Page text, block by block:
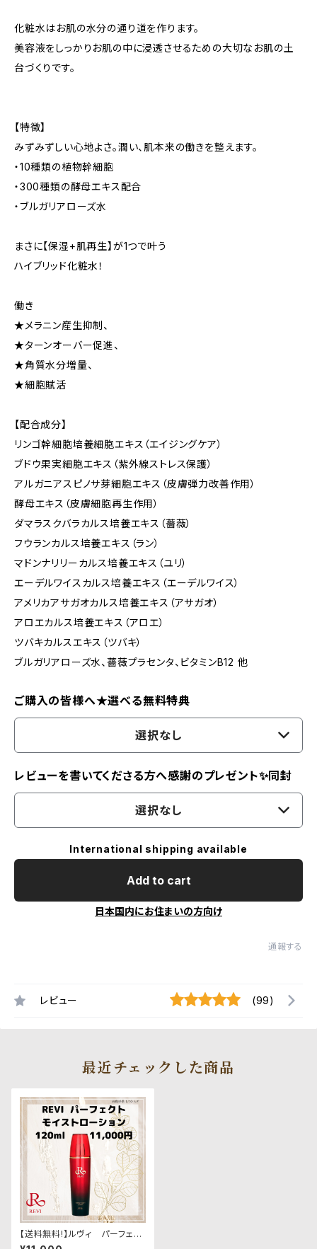
化粧水はお肌の水分の通り道を作ります。
美容液をしっかりお肌の中に浸透させるための大切なお肌の土
台づくりです。
【特徴】
みずみずしい心地よさ。潤い、肌本来の働きを整えます。
・10種類の植物幹細胞
・300種類の酵母エキス配合
・ブルガリアローズ水
まさに【保湿+肌再生】が1つで叶う
ハイブリッド化粧水！
働き
★メラニン産生抑制、
★ターンオーバー促進、
★角質水分増量、
★細胞賦活
【配合成分】
リンゴ幹細胞培養細胞エキス（エイジングケア）
ブドウ果実細胞エキス（紫外線ストレス保護）
アルガニアスピノサ芽細胞エキス（皮膚弾力改善作用）
酵母エキス（皮膚細胞再生作用）
ダマラスクバラカルス培養エキス（薔薇）
フウランカルス培養エキス（ラン）
マドンナリリーカルス培養エキス（ユリ）
エーデルワイスカルス培養エキス（エーデルワイス）
アメリカアサガオカルス培養エキス（アサガオ）
アロエカルス培養エキス（アロエ）
ツバキカルスエキス（ツバキ）
ブルガリアローズ水、薔薇プラセンタ、ビタミンB12 他
ご購入の皆様へ★選べる無料特典
選択なし
レビューを書いてくださる方へ感謝のプレゼント✨同封
選択なし
International shipping available
Add to cart
日本国内にお住まいの方向け
通報する
レビュー (99)
最近チェックした商品
【送料無料!】ルヴィ パーフェク
トモイストローション